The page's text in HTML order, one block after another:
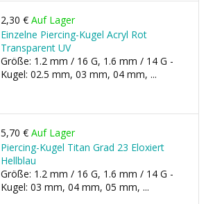
2,30 € Auf Lager
Einzelne Piercing-Kugel Acryl Rot
Transparent UV
Größe: 1.2 mm / 16 G, 1.6 mm / 14 G -
Kugel: 02.5 mm, 03 mm, 04 mm, ...
5,70 € Auf Lager
Piercing-Kugel Titan Grad 23 Eloxiert
Hellblau
Größe: 1.2 mm / 16 G, 1.6 mm / 14 G -
Kugel: 03 mm, 04 mm, 05 mm, ...